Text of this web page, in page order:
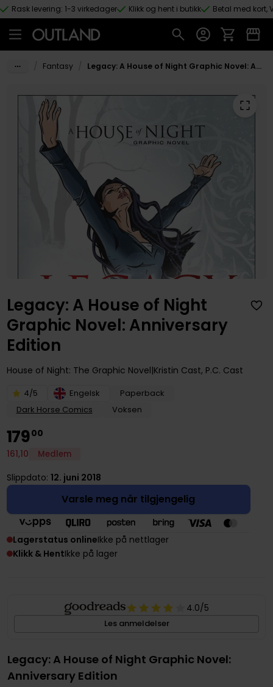
Hopp til hovedinnhold
Rask levering: 1-3 virkedager Klikk og hent i butikk Betal med kort,
Fantasy Legacy: A House of Night Graphic Novel: Anniversary Edition
Legacy: A House of Night
Graphic Novel: Anniversary
Edition
House of Night: The Graphic Novel Kristin Cast, P.C. Cast
4/5 Engelsk
Paperback
Dark Horse Comics
Voksen
17900
161,10 Medlem
Slippdato: 12. juni 2018
Varsle meg når tilgjengelig
Lagerstatus onlineIkke på nettlager
Klikk & HentIkke på lager
4.0/5
Les anmeldelser
Legacy: A House of Night Graphic Novel:
Anniversary Edition